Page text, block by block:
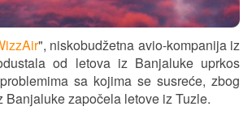
", niskobudžetna avio-kompanija iz
od letova iz Banjaluke uprkos
sa kojima se susreće, zbog
Banjaluke započela letove iz Tuzle.